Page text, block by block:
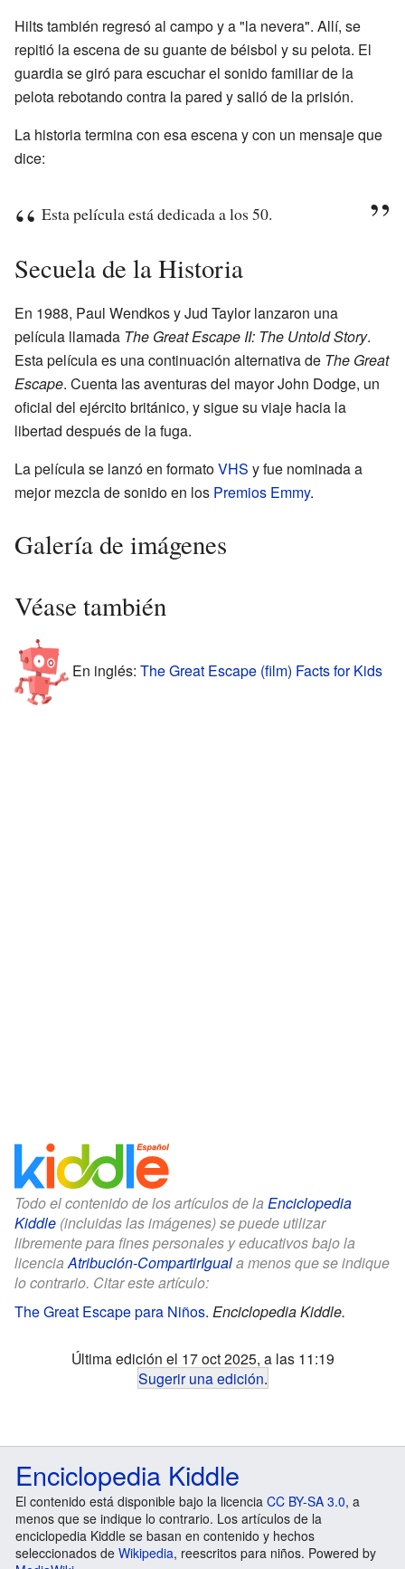
Hilts también regresó al campo y a "la nevera". Allí, se
repitió la escena de su guante de béisbol y su pelota. El
guardia se giró para escuchar el sonido familiar de la
pelota rebotando contra la pared y salió de la prisión.
La historia termina con esa escena y con un mensaje que
dice:
Esta película está dedicada a los 50.
Secuela de la Historia
En 1988, Paul Wendkos y Jud Taylor lanzaron una
película llamada The Great Escape II: The Untold Story.
Esta película es una continuación alternativa de The Great
Escape. Cuenta las aventuras del mayor John Dodge, un
oficial del ejército británico, y sigue su viaje hacia la
libertad después de la fuga.
La película se lanzó en formatoVHS y fue nominada a
mejor mezcla de sonido en los Premios Emmy.
Galería de imágenes
Véase también
En inglés: The Great Escape (film) Facts for Kids
Todo el contenido de los artículos de la Enciclopedia
Kiddle (incluidas las imágenes) se puede utilizar
libremente para fines personales y educativos bajo la
licenciaAtribución-CompartirIguala menos que se indique
lo contrario. Citar este artículo:
The Great Escape para Niños. Enciclopedia Kiddle.
Última edición el 17 oct 2025, a las 11:19
Sugerir una edición.
Enciclopedia Kiddle
El contenido está disponible bajo la licencia CC BY-SA 3.0, a
menos que se indique lo contrario. Los artículos de la
enciclopedia Kiddle se basan en contenido y hechos
seleccionados de Wikipedia, reescritos para niños. Powered by